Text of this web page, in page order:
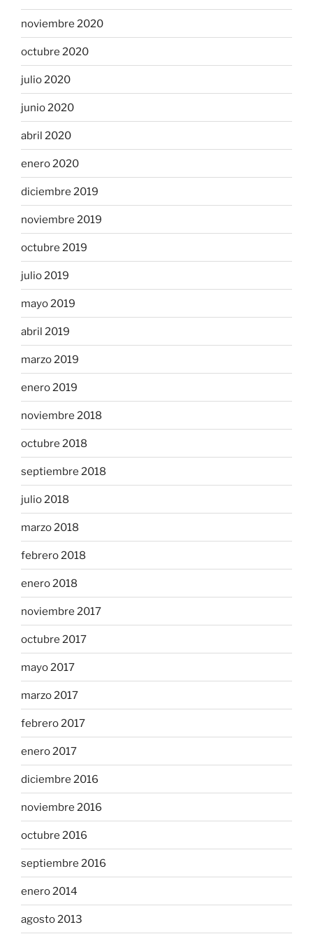
noviembre 2020
octubre 2020
julio 2020
junio 2020
abril 2020
enero 2020
diciembre 2019
noviembre 2019
octubre 2019
julio 2019
mayo 2019
abril 2019
marzo 2019
enero 2019
noviembre 2018
octubre 2018
septiembre 2018
julio 2018
marzo 2018
febrero 2018
enero 2018
noviembre 2017
octubre 2017
mayo 2017
marzo 2017
febrero 2017
enero 2017
diciembre 2016
noviembre 2016
octubre 2016
septiembre 2016
enero 2014
agosto 2013